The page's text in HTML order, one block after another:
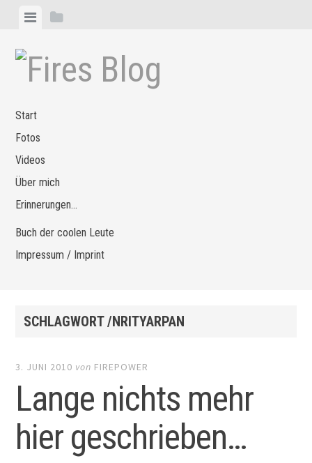
Zum
springen
MenüSeitenleiste
Start
Fotos
Videos
Über mich
Erinnerungen…
Buch der coolen Leute
Impressum / Imprint
SCHLAGWORT /NRITYARPAN
3. JUNI 2010 von FIREPOWER
Lange nichts mehr
hier geschrieben…